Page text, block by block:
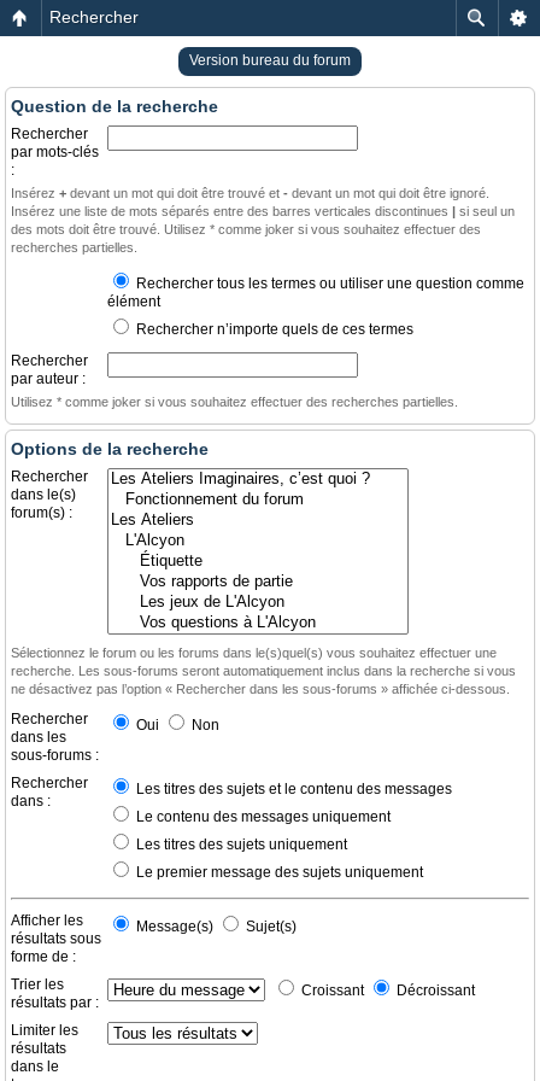
Rechercher
Version bureau du forum
Question de la recherche
Rechercher
par mots-clés
:
Insérez + devant un mot qui doit être trouvé et - devant un mot qui doit être ignoré.
Insérez une liste de mots séparés entre des barres verticales discontinues | si seul un
des mots doit être trouvé. Utilisez * comme joker si vous souhaitez effectuer des
recherches partielles.
Rechercher tous les termes ou utiliser une question comme
élément
Rechercher n’importe quels de ces termes
Rechercher
par auteur :
Utilisez * comme joker si vous souhaitez effectuer des recherches partielles.
Options de la recherche
Rechercher
dans le(s)
forum(s) :
Sélectionnez le forum ou les forums dans le(s)quel(s) vous souhaitez effectuer une
recherche. Les sous-forums seront automatiquement inclus dans la recherche si vous
ne désactivez pas l’option « Rechercher dans les sous-forums » affichée ci-dessous.
Rechercher
dans les
sous-forums :
Oui Non
Rechercher
dans :
Les titres des sujets et le contenu des messages
Le contenu des messages uniquement
Les titres des sujets uniquement
Le premier message des sujets uniquement
Afficher les
résultats sous
forme de :
Message(s) Sujet(s)
Trier les
résultats par :
Croissant Décroissant
Limiter les
résultats
dans le